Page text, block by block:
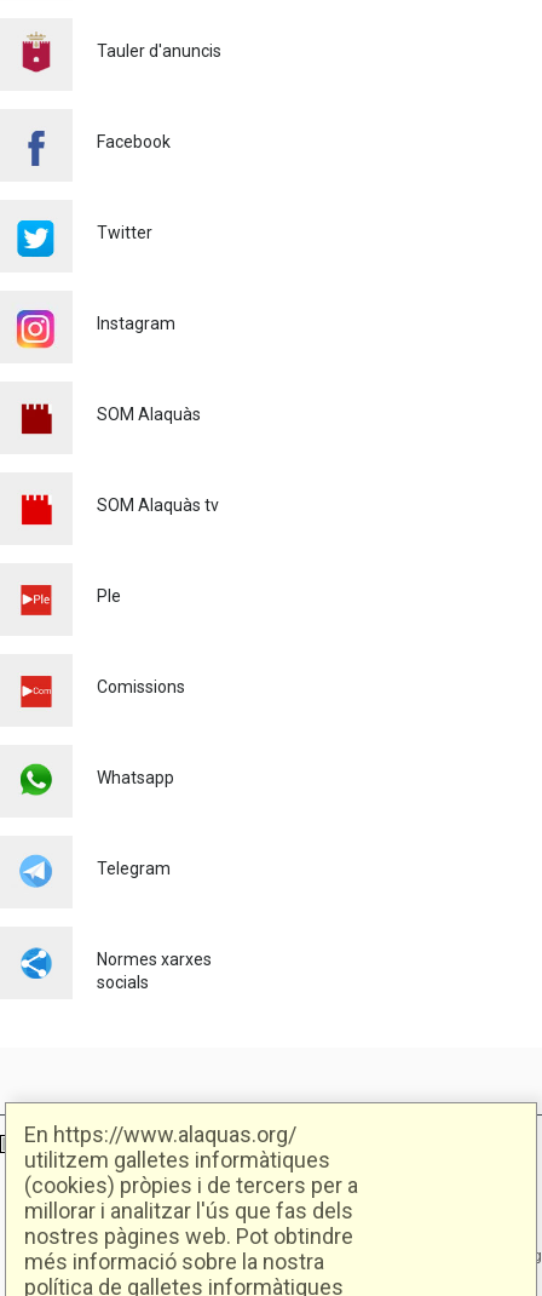
En https://www.alaquas.org/
utilitzem galletes informàtiques
(cookies) pròpies i de tercers per a
millorar i analitzar l'ús que fas dels
nostres pàgines web. Pot obtindre
més informació sobre la nostra
política de galletes informàtiques
A CONTROLAR LA
A ALAQUÀS
L'ESCOLA D'ESTIU, AL
ELÈCTRICS (VMP)
L'ALCALDE D'ALAQUÀS
PALMERES
L'AJUNTAMENT D'ALAQUÀS
IMPULSA L'OCUPACIÓ
JUNT AMB SEUR
Tauler d'anuncis
Facebook
Twitter
Instagram
SOM Alaquàs
SOM Alaquàs tv
Ple
Comissions
Whatsapp
Telegram
Normes xarxes
socials
Ajuntament d'Alaquàs Creative Commons
Ajuntament d'Alaquàs.
C/. Major 88. CP: 46970 Alaquàs.dir3: L01460057
Tel.: 96 151 94 00 | FAX: 96 151 94 03 | info@alaquas.org